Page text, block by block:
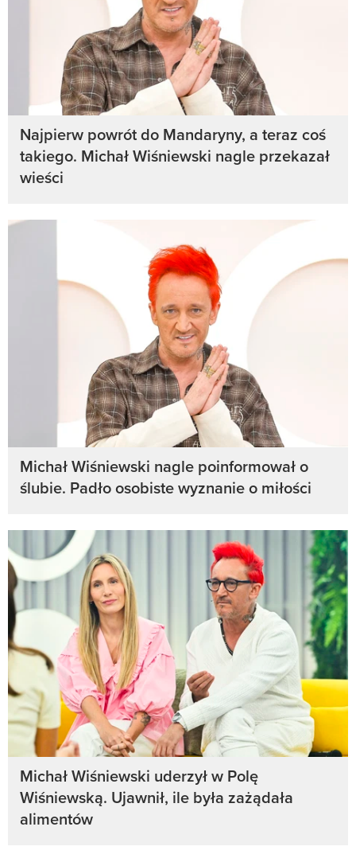
Najpierw powrót do Mandaryny, a teraz coś
takiego. Michał Wiśniewski nagle przekazał
wieści
Michał Wiśniewski nagle poinformował o
ślubie. Padło osobiste wyznanie o miłości
Michał Wiśniewski uderzył w Polę
Wiśniewską. Ujawnił, ile była zażądała
alimentów